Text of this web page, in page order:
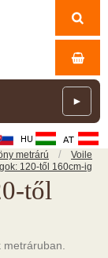
►
metrárú /
Voile
120-től 160cm-ig
től